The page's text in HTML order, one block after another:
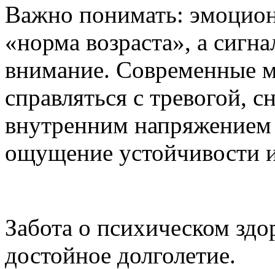
Важно понимать:
«норма возраста», а
внимание. Современные
справляться с тревогой,
внутренним
ощущение устойчивости
Забота о психическом
достойное долголетие.